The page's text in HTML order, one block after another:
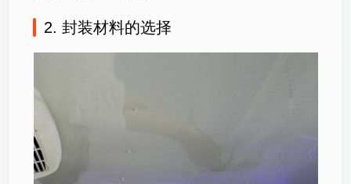
2. 封装材料的选择